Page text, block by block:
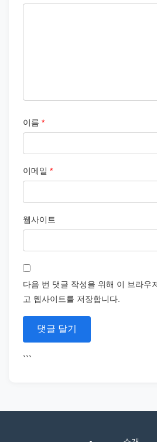
이름 *
이메일 *
웹사이트
다음 번 댓글 작성을 위해 이 브라우
고 웹사이트를 저장합니다.
```